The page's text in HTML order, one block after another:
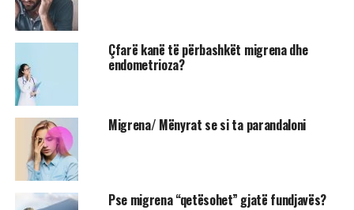
Çfarë kanë të përbashkët migrena dhe
endometrioza?
Migrena/ Mënyrat se si ta parandaloni
Pse migrena “qetësohet” gjatë fundjavës?